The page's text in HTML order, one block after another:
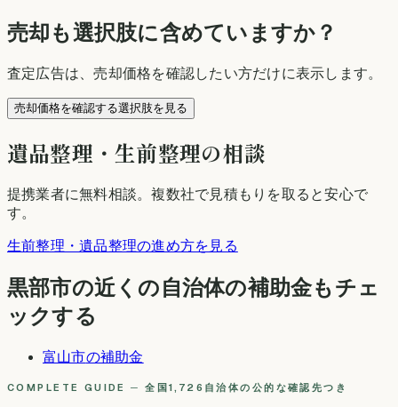
売却も選択肢に含めていますか？
査定広告は、売却価格を確認したい方だけに表示します。
売却価格を確認する選択肢を見る
遺品整理・生前整理の相談
提携業者に無料相談。複数社で見積もりを取ると安心で
す。
生前整理・遺品整理の進め方を見る
黒部市の近くの自治体の補助金もチェ
ックする
富山市の補助金
COMPLETE GUIDE ─ 全国1,726自治体の公的な確認先つき